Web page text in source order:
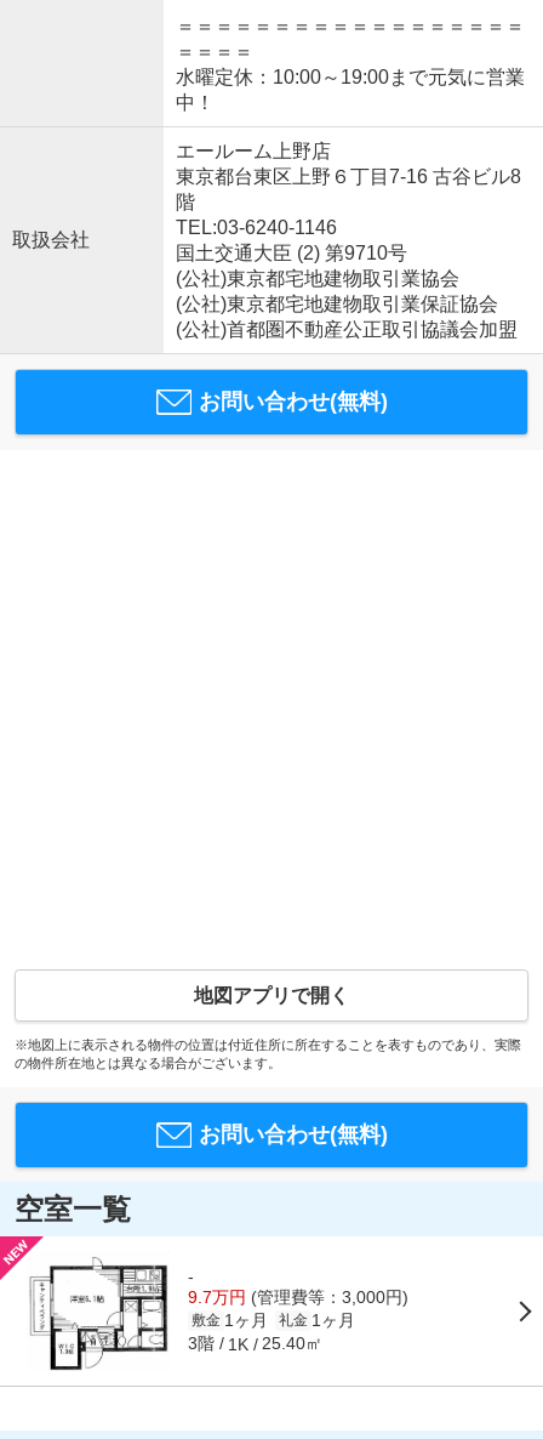
＝＝＝＝＝＝＝＝＝＝＝＝＝＝＝＝＝＝
＝＝＝＝
水曜定休：10:00～19:00まで元気に営業
中！
取扱会社
エールーム上野店
東京都台東区上野６丁目7-16 古谷ビル8
階
TEL:03-6240-1146
国土交通大臣 (2) 第9710号
(公社)東京都宅地建物取引業協会
(公社)東京都宅地建物取引業保証協会
(公社)首都圏不動産公正取引協議会加盟
お問い合わせ(無料)
地図アプリで開く
※地図上に表示される物件の位置は付近住所に所在することを表すものであり、実際
の物件所在地とは異なる場合がございます。
お問い合わせ(無料)
空室一覧
-
9.7万円 (管理費等：3,000円)
敷金 1ヶ月 礼金 1ヶ月
3階 1K 25.40㎡